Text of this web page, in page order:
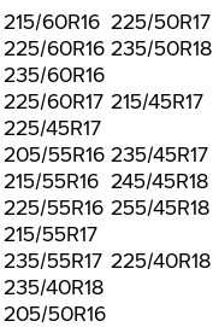
215/60R16 225/50R17
225/60R16 235/50R18
235/60R16
225/60R17 215/45R17
225/45R17
205/55R16 235/45R17
215/55R16 245/45R18
225/55R16 255/45R18
215/55R17
235/55R17 225/40R18
235/40R18
205/50R16